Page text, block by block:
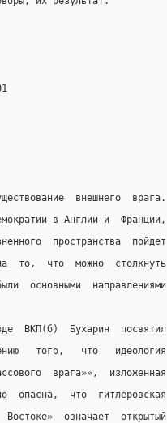
внешнего  врага.
в Англии и  Франции,
пространства  пойдет
то,  что  можно  столкнуть
основными  направлениями
ВКП(б)  Бухарин  посвятил
того,   что   идеология
врага»»,  изложенная
опасна,  что  гитлеровская
означает  открытый